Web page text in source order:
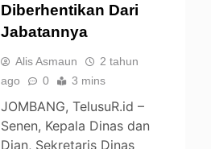
Diberhentikan Dari
Jabatannya
Alis Asmaun
2 tahun
ago
0 3 mins
JOMBANG, TelusuR.id –
Senen, Kepala Dinas dan
Dian, Sekretaris Dinas